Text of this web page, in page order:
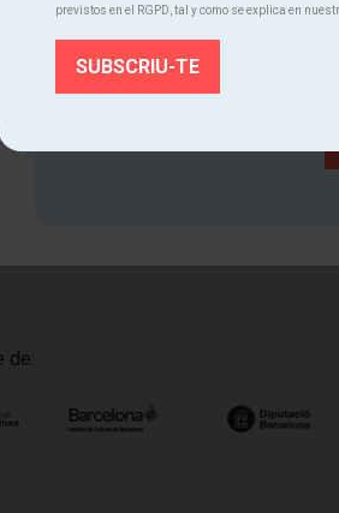
Conoce de primera mano la
de:
previstos en el RGPD, tal y como se explica en